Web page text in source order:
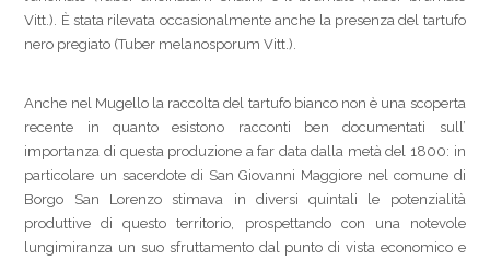
Vitt.). È stata rilevata occasionalmente anche la presenza del tartufo
nero pregiato (Tuber melanosporum Vitt.).
Anche nel Mugello la raccolta del tartufo bianco non è una scoperta
recente in quanto esistono racconti ben documentati sull’
importanza di questa produzione a far data dalla metà del 1800: in
particolare un sacerdote di San Giovanni Maggiore nel comune di
Borgo San Lorenzo stimava in diversi quintali le potenzialità
produttive di questo territorio, prospettando con una notevole
lungimiranza un suo sfruttamento dal punto di vista economico e